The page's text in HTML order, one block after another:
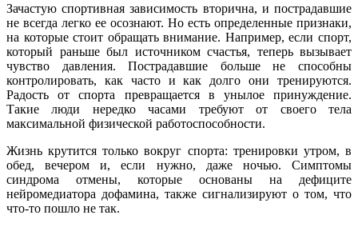
Зачастую спортивная зависимость вторична, и пострадавшие
не всегда легко ее осознают. Но есть определенные признаки,
на которые стоит обращать внимание. Например, если спорт,
который раньше был источником счастья, теперь вызывает
чувство давления. Пострадавшие больше не способны
контролировать, как часто и как долго они тренируются.
Радость от спорта превращается в унылое принуждение.
Такие люди нередко часами требуют от своего тела
максимальной физической работоспособности.
Жизнь крутится только вокруг спорта: тренировки утром, в
обед, вечером и, если нужно, даже ночью. Симптомы
синдрома отмены, которые основаны на дефиците
нейромедиатора дофамина, также сигнализируют о том, что
что-то пошло не так.